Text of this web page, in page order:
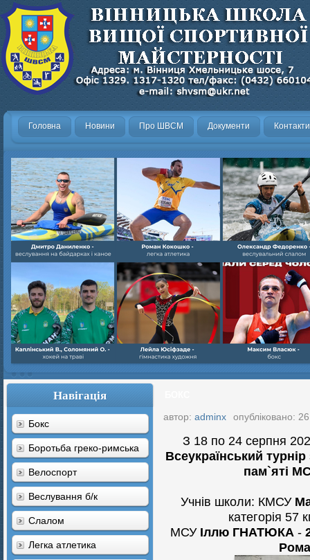
Головна Новини Про ШВСМ Документи Контакти
Навігація
Бокс
Боротьба греко-римська
Велоспорт
Веслування б/к
Cлалом
Легка атлетика
автор: adminx опубліковано:
З 18 по 24 серпня
Всеукраїнський
пам`яті
Учнів школи: КМСУ
категорія 57
МСУІллю ГНАТЮКА -